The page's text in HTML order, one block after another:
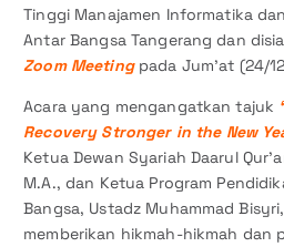
Tinggi Manajamen Informatika
Antar Bangsa Tangerang dan
Zoom Meeting pada Jum’at (24/
Acara yang mengangatkan tajuk
Recovery Stronger in the New
Ketua Dewan Syariah Daarul
M.A., dan Ketua Program
Bangsa, Ustadz Muhammad
memberikan hikmah-hikmah dan